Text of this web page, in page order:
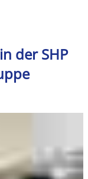
der SHP